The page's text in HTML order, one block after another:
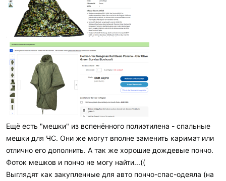
Ещё есть "мешки" из вспенённого полиэтилена - спальные
мешки для ЧС. Они же могут вполне заменить каримат или
отлично его дополнить. А так же хорошие дождевые пончо.
Фоток мешков и пончо не могу найти...((
Выглядят как закупленные для авто пончо-спас-одеяла (на